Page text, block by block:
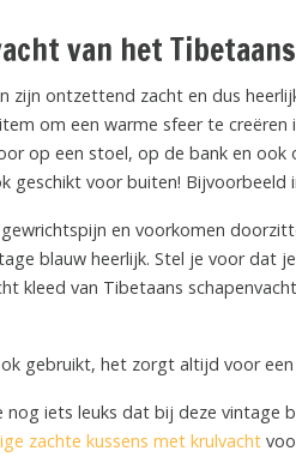
van het
zijn ontzettend zacht en dus
om een warme sfeer te creëren
op een stoel, op de bank en ook
geschikt voor buiten!
en voorkomen
blauw heerlijk. Stel je voor dat
kleed van Tibetaans
gebruikt, het zorgt altijd voor
nog iets leuks dat bij deze vintage
zachte kussens met krulvacht